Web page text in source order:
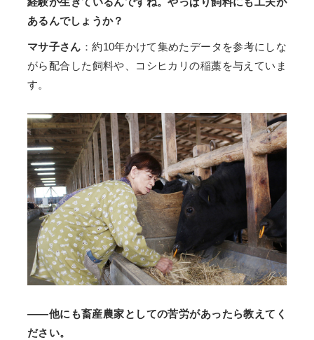
あるんでしょうか？
マサ子さん ：約10年かけて集めたデータを参考にしな
がら配合した飼料や、コシヒカリの稲藁を与えていま
す。
——他にも畜産農家としての苦労があったら教えてく
ださい。